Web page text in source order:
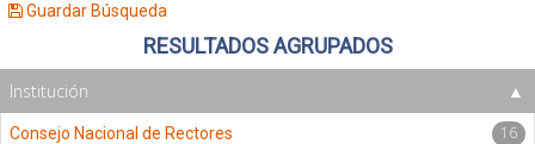
Guardar Búsqueda
RESULTADOS AGRUPADOS
Institución
Consejo Nacional de Rectores 16